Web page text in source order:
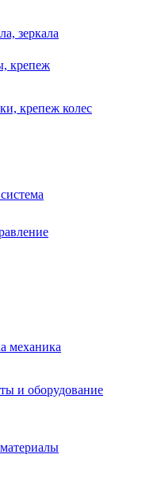
зеркала
крепеж
крепеж колес
механика
и оборудование